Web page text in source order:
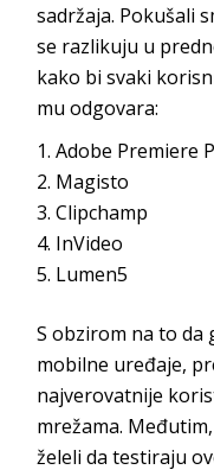
sadržaja. Pokušali
se razlikuju u
kako bi svaki
mu odgovara:
Adobe Premiere
Magisto
Clipchamp
InVideo
Lumen5
S obzirom na to da
mobilne uređaje,
najverovatnije
mrežama.
želeli da testiraju